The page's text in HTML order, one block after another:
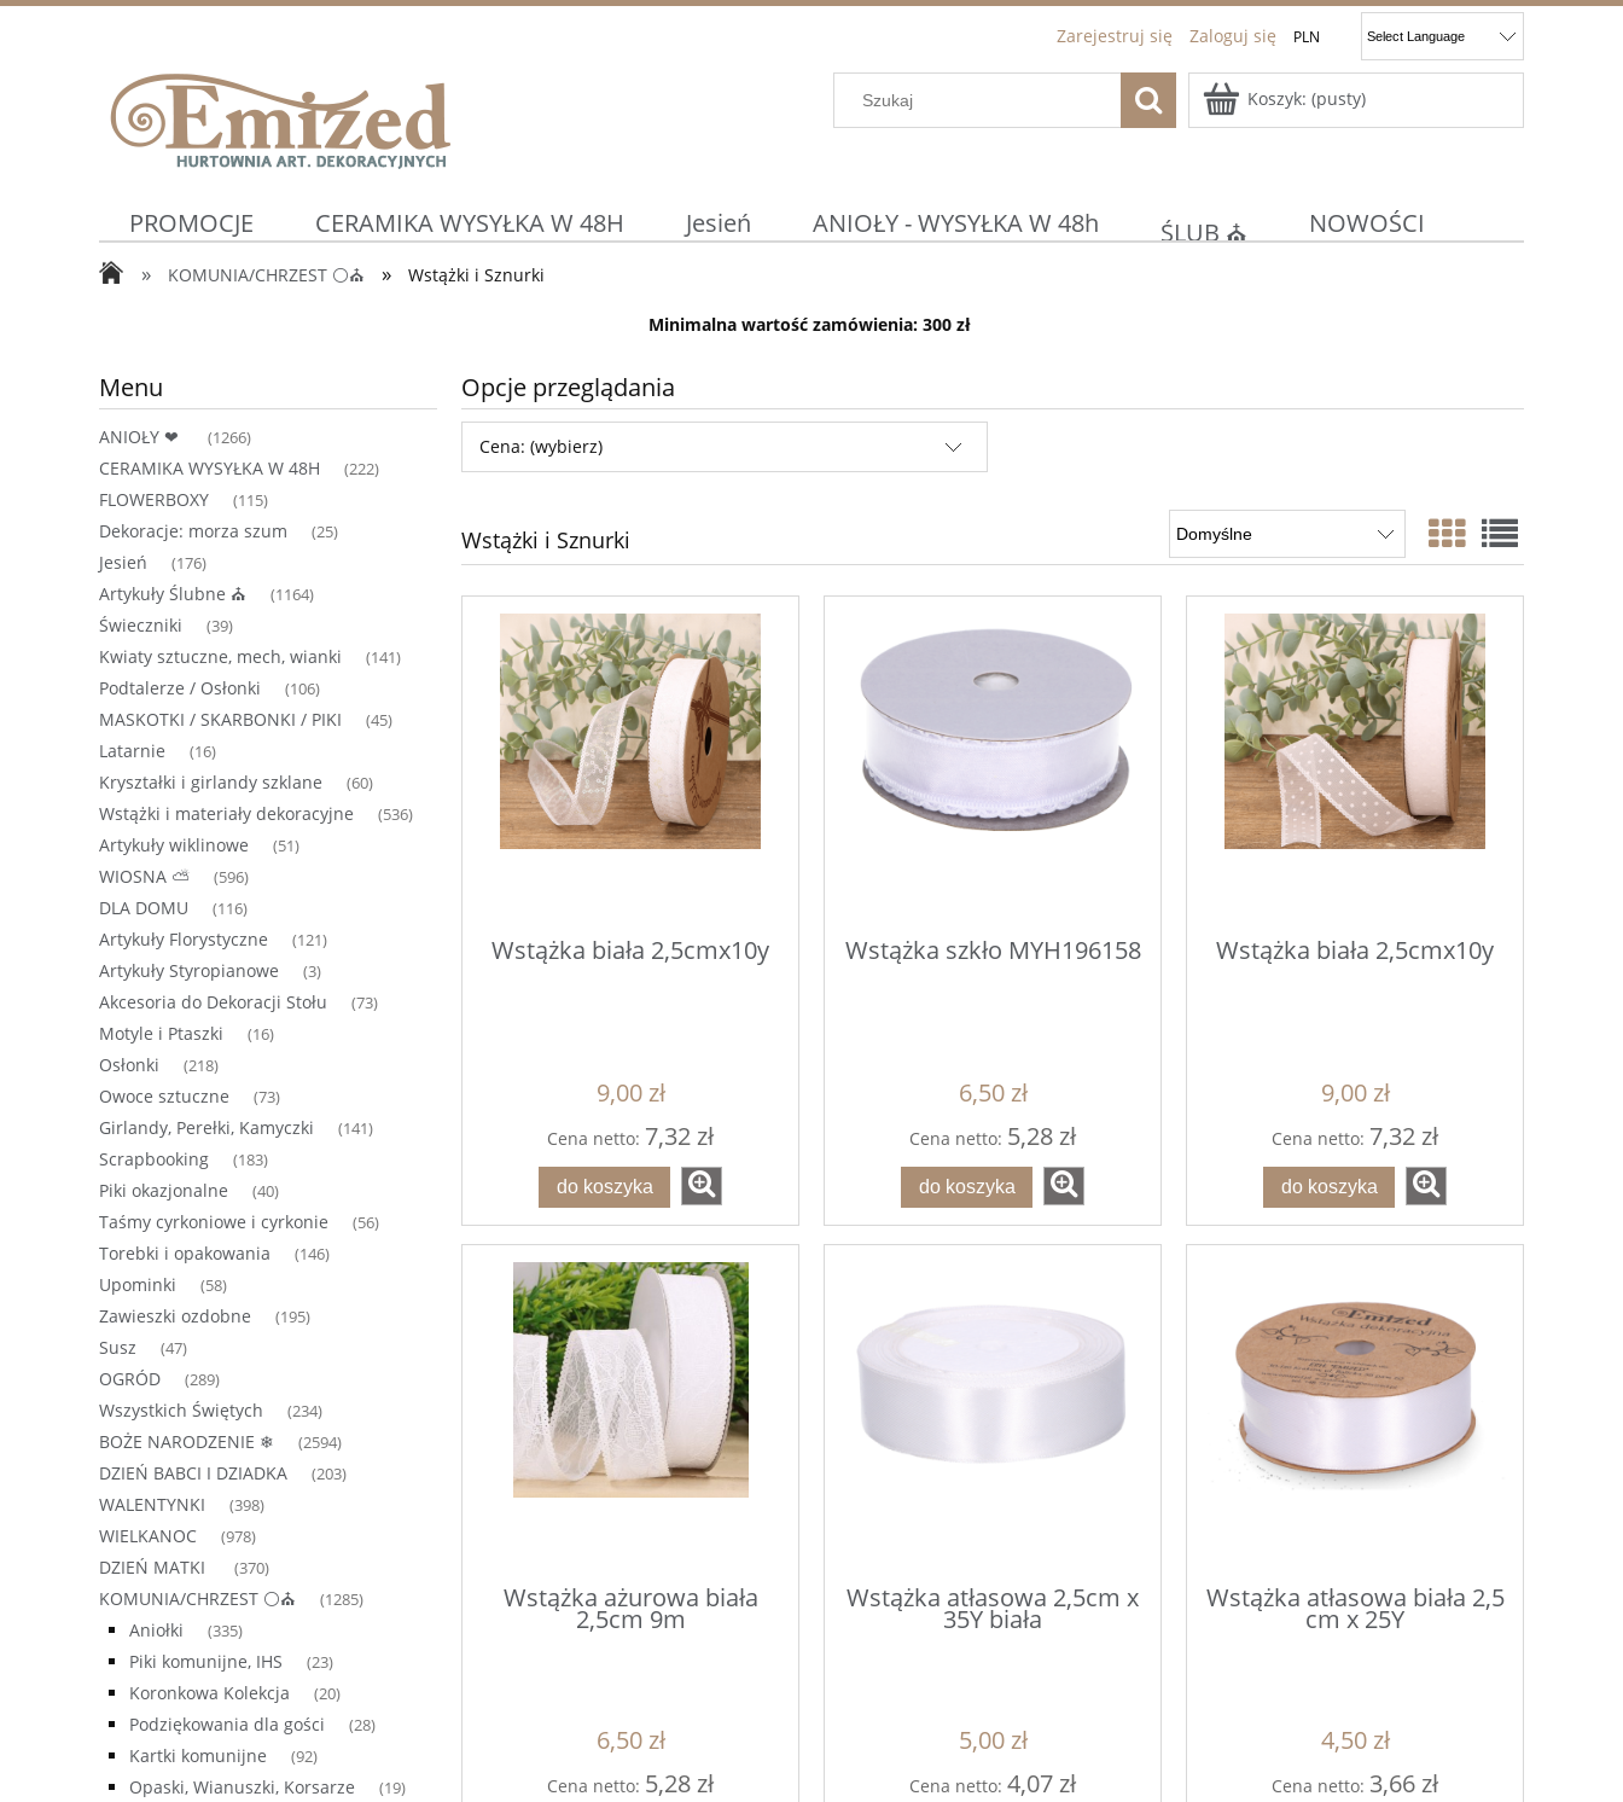
Zarejestruj się Zaloguj się
Koszyk: (pusty)
PROMOCJE CERAMIKA WYSYŁKA W 48H Jesień ANIOŁY - WYSYŁKA W 48h ŚLUB ⛪ NOWOŚCI
» KOMUNIA/CHRZEST ⚪⛪ » Wstążki i Sznurki
Minimalna wartość zamówienia: 300 zł
Menu
ANIOŁY ❤ (1266)
CERAMIKA WYSYŁKA W 48H (222)
FLOWERBOXY (115)
Dekoracje: morza szum (25)
Jesień (176)
Artykuły Ślubne ⛪ (1164)
Świeczniki (39)
Kwiaty sztuczne, mech, wianki (141)
Podtalerze / Osłonki (106)
MASKOTKI / SKARBONKI / PIKI (45)
Latarnie (16)
Kryształki i girlandy szklane (60)
Wstążki i materiały dekoracyjne (536)
Artykuły wiklinowe (51)
WIOSNA ⛅ (596)
DLA DOMU (116)
Artykuły Florystyczne (121)
Artykuły Styropianowe (3)
Akcesoria do Dekoracji Stołu (73)
Motyle i Ptaszki (16)
Osłonki (218)
Owoce sztuczne (73)
Girlandy, Perełki, Kamyczki (141)
Scrapbooking (183)
Piki okazjonalne (40)
Taśmy cyrkoniowe i cyrkonie (56)
Torebki i opakowania (146)
Upominki (58)
Zawieszki ozdobne (195)
Susz (47)
OGRÓD (289)
Wszystkich Świętych (234)
BOŻE NARODZENIE ❄ (2594)
DZIEŃ BABCI I DZIADKA (203)
WALENTYNKI (398)
WIELKANOC (978)
DZIEŃ MATKI (370)
KOMUNIA/CHRZEST ⚪⛪ (1285)
Aniołki (335)
Piki komunijne, IHS (23)
Koronkowa Kolekcja (20)
Podziękowania dla gości (28)
Kartki komunijne (92)
Opaski, Wianuszki, Korsarze (19)
Opcje przeglądania
Cena: (wybierz)
Wstążki i Sznurki
Wstążka biała 2,5cmx10y
9,00 zł
Cena netto: 7,32 zł
do koszyka
Wstążka szkło MYH196158
6,50 zł
Cena netto: 5,28 zł
do koszyka
Wstążka biała 2,5cmx10y
9,00 zł
Cena netto: 7,32 zł
do koszyka
Wstążka ażurowa biała
2,5cm 9m
6,50 zł
Cena netto: 5,28 zł
Wstążka atłasowa 2,5cm x
35Y biała
5,00 zł
Cena netto: 4,07 zł
Wstążka atłasowa biała 2,5
cm x 25Y
4,50 zł
Cena netto: 3,66 zł